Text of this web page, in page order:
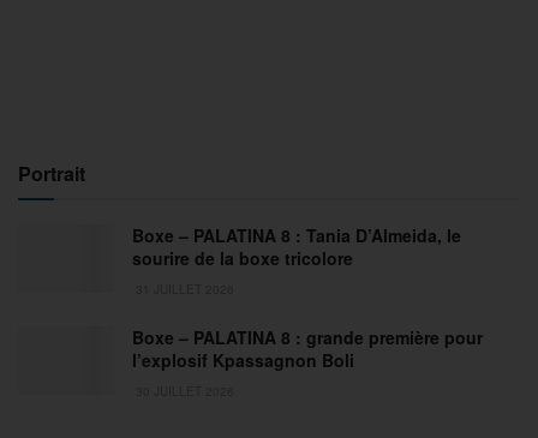
Portrait
Boxe – PALATINA 8 : Tania D’Almeida, le
sourire de la boxe tricolore
Boxe – PALATINA 8 : grande première pour
l’explosif Kpassagnon Boli